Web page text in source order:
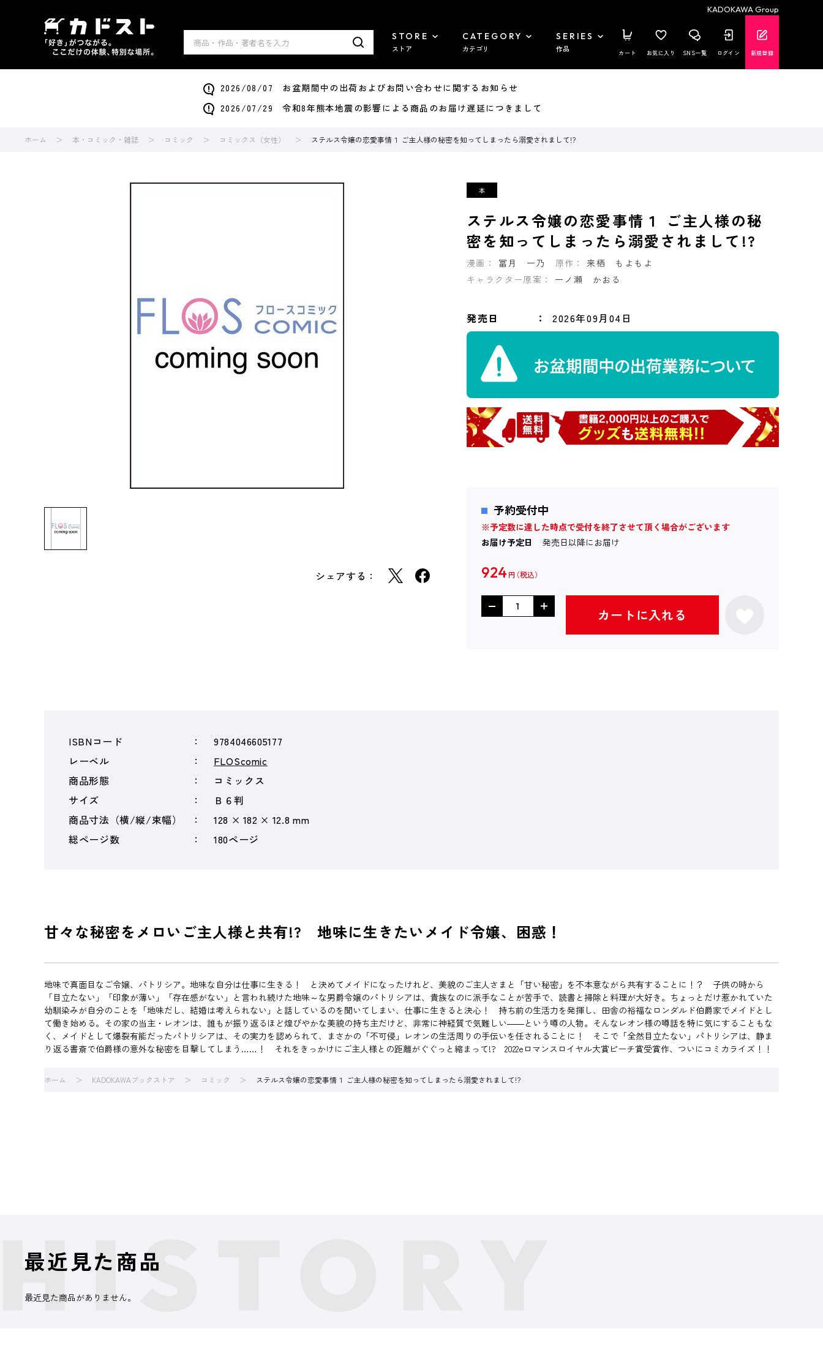
KADOKAWA Group
STORE
ストア
CATEGORY
カテゴリ
SERIES
作品 カート お気に入り SNS一覧 ログイン 新規登録
2026/08/07 お盆期間中の出荷およびお問い合わせに関するお知らせ
2026/07/29 令和8年熊本地震の影響による商品のお届け遅延につきまして
ホーム 本・コミック・雑誌 コミック コミックス（女性） ステルス令嬢の恋愛事情１ ご主人様の秘密を知ってしまったら溺愛されまして!?
シェアする：
ステルス令嬢の恋愛事情１ ご主人様の秘
密を知ってしまったら溺愛されまして!?
漫画： 冨月 一乃 原作：
来栖 もよもよ
キャラクター原案：
一ノ瀬 かおる
発売日 2026年09月04日
予約受付中
※予定数に達した時点で受付を終了させて頂く場合がございます
お届け予定日
発売日以降にお届け
924 円
カートに入れる
ISBNコード
9784046605177
レーベル
FLOScomic
商品形態
コミックス
サイズ
Ｂ６判
商品寸法（横/縦/束幅）
128 × 182 × 12.8 mm
総ページ数
180ページ
甘々な秘密をメロいご主人様と共有!? 地味に生きたいメイド令嬢、困惑！
地味で真面目なご令嬢、パトリシア。地味な自分は仕事に生きる！ と決めてメイドになったけれど、美貌のご主人さまと「甘い秘密」を不本意ながら共有することに！？ 子供の時から
「目立たない」「印象が薄い」「存在感がない」と言われ続けた地味～な男爵令嬢のパトリシアは、貴族なのに派手なことが苦手で、読書と掃除と料理が大好き。ちょっとだけ惹かれていた
幼馴染みが自分のことを「地味だし、結婚は考えられない」と話しているのを聞いてしまい、仕事に生きると決心！ 持ち前の生活力を発揮し、田舎の裕福なロンダルド伯爵家でメイドとし
て働き始める。その家の当主・レオンは、誰もが振り返るほど煌びやかな美貌の持ち主だけど、非常に神経質で気難しい――という噂の人物。そんなレオン様の噂話を特に気にすることもな
く、メイドとして爆裂有能だったパトリシアは、その実力を認められて、まさかの「不可侵」レオンの生活周りの手伝いを任されることに！ そこで「全然目立たない」パトリシアは、静ま
り返る書斎で伯爵様の意外な秘密を目撃してしまう……！ それをきっかけにご主人様との距離がぐぐっと縮まって!? 2022eロマンスロイヤル大賞ピーチ賞受賞作、ついにコミカライズ！！
ホーム KADOKAWAブックストア コミック ステルス令嬢の恋愛事情１ ご主人様の秘密を知ってしまったら溺愛されまして!?
最近見た商品
最近見た商品がありません。